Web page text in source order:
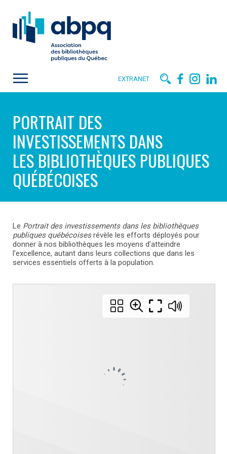
EXTRANET
PORTRAIT DES
INVESTISSEMENTS DANS
LES BIBLIOTHÈQUES PUBLIQUES
QUÉBÉCOISES
Le Portrait des investissements dans les bibliothèques
publiques québécoisesrévèle les efforts déployés pour
donner à nos bibliothèques les moyens d’atteindre
l’excellence, autant dans leurs collections que dans les
services essentiels offerts à la population.